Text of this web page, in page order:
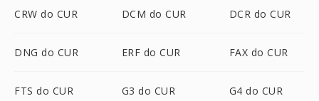
CRW do CUR DCM do CUR DCR do CUR
DNG do CUR ERF do CUR FAX do CUR
FTS do CUR G3 do CUR G4 do CUR